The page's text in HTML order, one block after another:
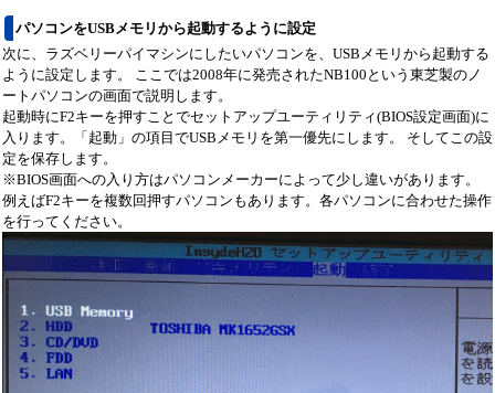
パソコンをUSBメモリから起動するように設定
次に、ラズベリーパイマシンにしたいパソコンを、USBメモリから起動する
ように設定します。 ここでは2008年に発売されたNB100という東芝製のノ
ートパソコンの画面で説明します。
起動時にF2キーを押すことでセットアップユーティリティ(BIOS設定画面)に
入ります。「起動」の項目でUSBメモリを第一優先にします。 そしてこの設
定を保存します。
※BIOS画面への入り方はパソコンメーカーによって少し違いがあります。
例えばF2キーを複数回押すパソコンもあります。各パソコンに合わせた操作
を行ってください。